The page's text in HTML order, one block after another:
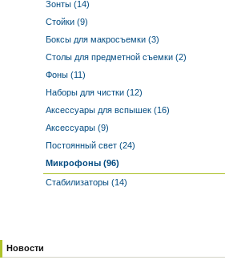
Зонты (14)
Стойки (9)
Боксы для макросъемки (3)
Столы для предметной съемки (2)
Фоны (11)
Наборы для чистки (12)
Аксессуары для вспышек (16)
Аксессуары (9)
Постоянный свет (24)
Микрофоны (96)
Стабилизаторы (14)
Новости